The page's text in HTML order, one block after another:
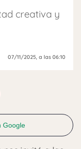
creativa y
07/11/2025, a las 06:10
Google